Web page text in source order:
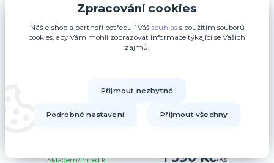
1 390 Kč/Ks
Skladem/Ihned k
Zpracování cookies
Náš e-shop a partneři potřebují Váš souhlass použitím souborů
cookies, aby Vám mohli zobrazovat informace týkající se Vašich
zájmů.
Přijmout nezbytné
Podrobné nastavení Přijmout všechny